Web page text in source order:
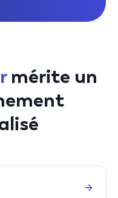
mérite un